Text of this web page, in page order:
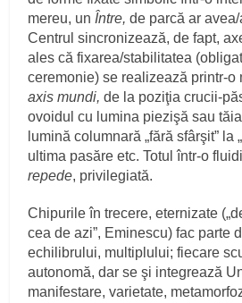
mereu, un Între, de parcă ar
Centrul sincronizează, de fapt,
ales că fixarea/stabilitatea
ceremonie) se realizează printr-o
axis mundi,de la poziţia crucii-
ovoidul cu lumina piezişă sau
lumină columnară „fără sfârşit” la
ultima pasăre etc. Totul într-o
repede, privilegiată.
Chipurile în trecere, eternizate
cea de azi”, Eminescu) fac parte
echilibrului, multiplului; fiecare
autonomă, dar se şi integrează
manifestare, varietate,